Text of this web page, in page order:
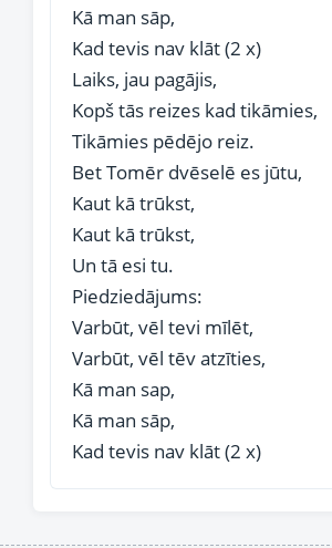
Kā man sāp,
Kad tevis nav klāt (2 x)
Laiks, jau pagājis,
Kopš tās reizes kad tikāmies,
Tikāmies pēdējo reiz.
Bet Tomēr dvēselē es jūtu,
Kaut kā trūkst,
Kaut kā trūkst,
Un tā esi tu.
Piedziedājums:
Varbūt, vēl tevi mīlēt,
Varbūt, vēl tēv atzīties,
Kā man sap,
Kā man sāp,
Kad tevis nav klāt (2 x)